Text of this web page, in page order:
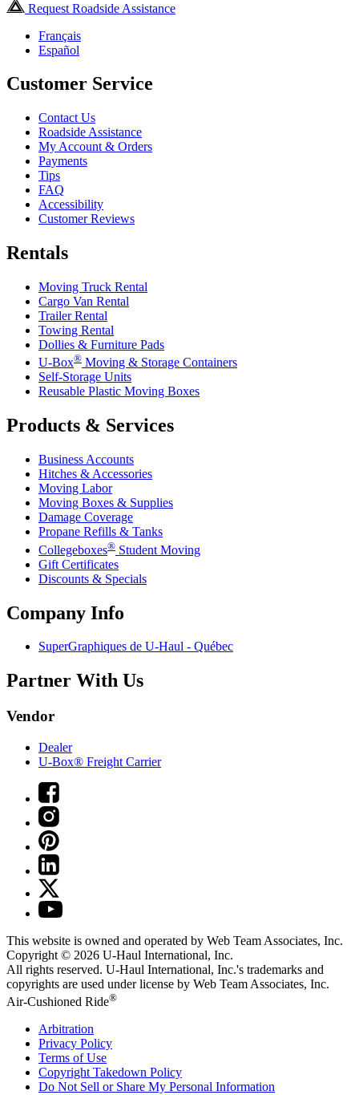
Request Roadside Assistance
Français
Español
Customer Service
Contact Us
Roadside Assistance
My Account & Orders
Payments
Tips
FAQ
Accessibility
Customer Reviews
Rentals
Moving Truck Rental
Cargo Van Rental
Trailer Rental
Towing Rental
Dollies & Furniture Pads
U-Box® Moving & Storage Containers
Self-Storage Units
Reusable Plastic Moving Boxes
Products & Services
Business Accounts
Hitches & Accessories
Moving Labor
Moving Boxes & Supplies
Damage Coverage
Propane Refills & Tanks
Collegeboxes® Student Moving
Gift Certificates
Discounts & Specials
Company Info
SuperGraphiques de U-Haul - Québec
Partner With Us
Vendor
Dealer
U-Box® Freight Carrier
This website is owned and operated by Web Team Associates, Inc.
Copyright © 2026 U-Haul International, Inc.
All rights reserved. U-Haul International, Inc.'s trademarks and
copyrights are used under license by Web Team Associates, Inc.
Air-Cushioned Ride®
Arbitration
Privacy Policy
Terms of Use
Copyright Takedown Policy
Do Not Sell or Share My Personal Information